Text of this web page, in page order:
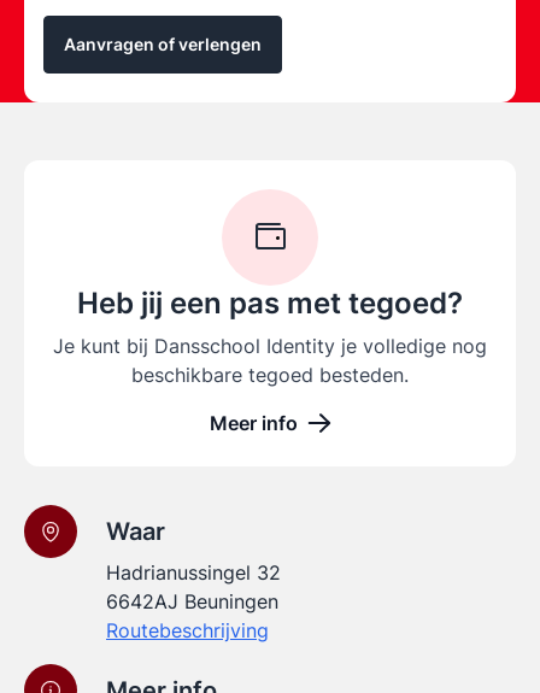
Aanvragen of verlengen
Heb jij een pas met tegoed?
Je kunt bij Dansschool Identity je volledige nog
beschikbare tegoed besteden.
Meer info
Waar
Hadrianussingel 32
6642AJ Beuningen
Routebeschrijving